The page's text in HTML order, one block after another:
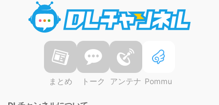
まとめ トーク アンテナ Pommu